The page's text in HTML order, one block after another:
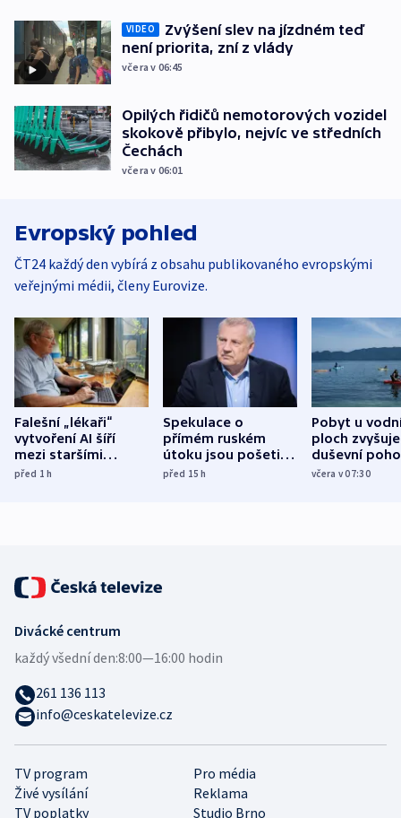
VIDEO
Zvýšení slev na jízdném teď
není priorita, zní z vlády
včera v 06:45
Opilých řidičů nemotorových vozidel
skokově přibylo, nejvíc ve středních
Čechách
včera v 06:01
Evropský pohled
ČT24 každý den vybírá z obsahu publikovaného evropskými
veřejnými médii, členy Eurovize.
Falešní „lékaři“
vytvoření AI šíří
mezi staršími
Poláky nebezpečné
před 1h
Spekulace o
přímém ruském
útoku jsou pošetilé,
míní estonský
před 15h
Pobyt u
ploch zvyšuje
duševní
ukázala
včera v 07:30
TV program
Pro média
Živé vysílání
Reklama
TV poplatky
Studio Brno
Divácké centrum
každý všední den:8:00—16:00 hodin
261 136 113
info@ceskatelevize.cz